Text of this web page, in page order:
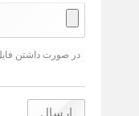
در صورت داشتن فایل